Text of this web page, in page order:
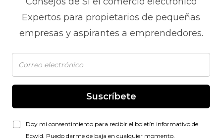
Expertos para propietarios de pequeñas
empresas y aspirantes a emprendedores.
Suscríbete
Doy mi consentimiento para recibir el boletín informativo de
Ecwid. Puedo darme de baja en cualquier momento.